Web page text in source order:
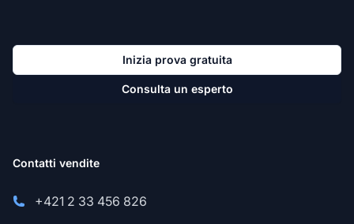
Inizia prova gratuita
Consulta un esperto
Contatti vendite
+421 2 33 456 826